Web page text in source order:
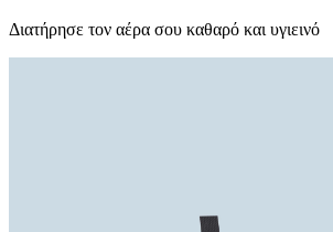
Διατήρησε τον αέρα σου καθαρό και υγιεινό